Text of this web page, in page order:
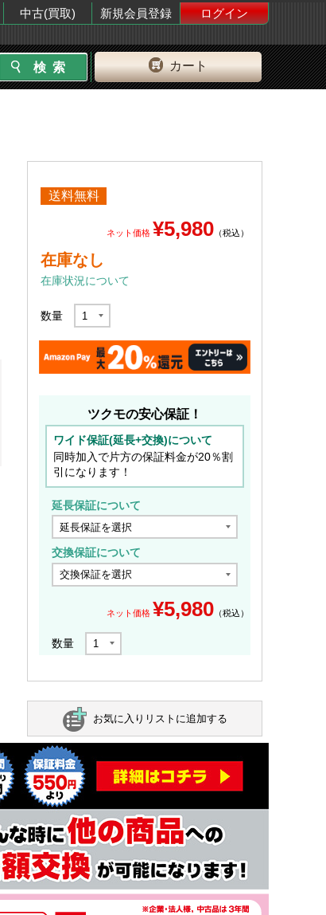
中古(買取) 新規会員登録
ログイン
カート
送料無料
ネット価格 ¥5,980 （税込）
在庫なし
在庫状況について
数量
ツクモの安心保証！
ワイド保証(延長+交換)について
同時加入で片方の保証料金が20％割
引になります！
延長保証について
交換保証について
ネット価格 ¥5,980 （税込）
数量
お気に入りリストに追加する